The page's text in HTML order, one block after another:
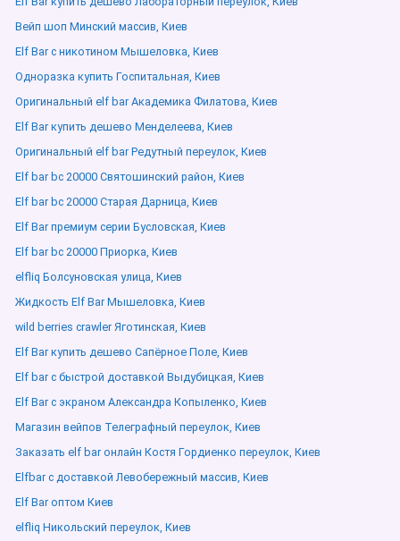
Вейп шоп Минский массив, Киев
Elf Bar с никотином Мышеловка, Киев
Одноразка купить Госпитальная, Киев
Оригинальный elf bar Академика Филатова, Киев
Elf Bar купить дешево Менделеева, Киев
Оригинальный elf bar Редутный переулок, Киев
Elf bar bc 20000 Святошинский район, Киев
Elf bar bc 20000 Старая Дарница, Киев
Elf Bar премиум серии Бусловская, Киев
Elf bar bc 20000 Приорка, Киев
elfliq Болсуновская улица, Киев
Жидкость Elf Bar Мышеловка, Киев
wild berries crawler Яготинская, Киев
Elf Bar купить дешево Сапёрное Поле, Киев
Elf bar с быстрой доставкой Выдубицкая, Киев
Elf Bar с экраном Александра Копыленко, Киев
Магазин вейпов Телеграфный переулок, Киев
Заказать elf bar онлайн Костя Гордиенко переулок, Киев
Elfbar с доставкой Левобережный массив, Киев
Elf Bar оптом Киев
elfliq Никольский переулок, Киев